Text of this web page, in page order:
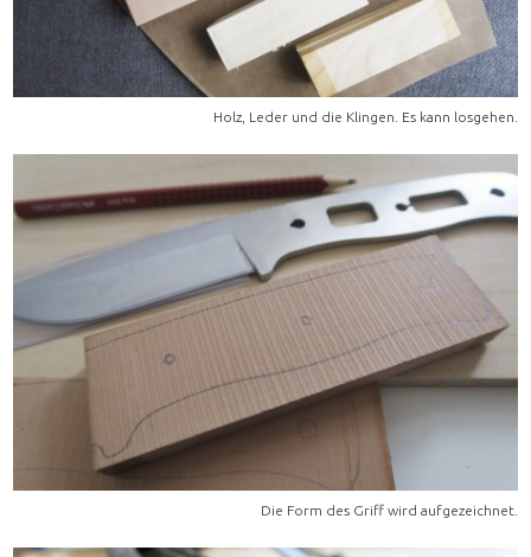
Holz, Leder und die Klingen. Es kann losgehen.
Die Form des Griff wird aufgezeichnet.